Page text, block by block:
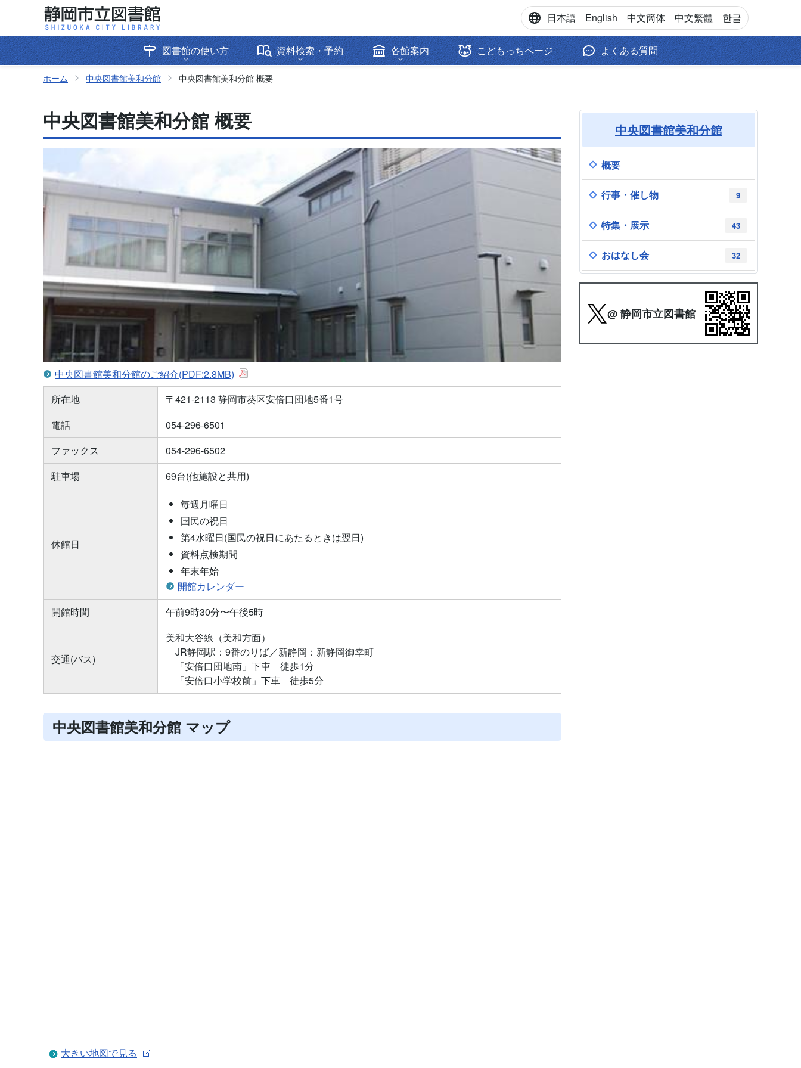
日本語 English 中文簡体 中文繁體 한글
図書館の使い方 資料検索・予約 各館案内 こどもっちページ よくある質問
ホーム 中央図書館美和分館 中央図書館美和分館 概要
中央図書館美和分館 概要
中央図書館美和分館のご紹介(PDF:2.8MB)
所在地
〒421-2113 静岡市葵区安倍口団地5番1号
電話
054-296-6501
ファックス
054-296-6502
駐車場
69台(他施設と共用)
休館日
毎週月曜日
国民の祝日
第4水曜日(国民の祝日にあたるときは翌日)
資料点検期間
年末年始
開館カレンダー
開館時間
午前9時30分〜午後5時
交通(バス)
美和大谷線（美和方面）
JR静岡駅：9番のりば／新静岡：新静岡御幸町
「安倍口団地南」下車 徒歩1分
「安倍口小学校前」下車 徒歩5分
中央図書館美和分館 マップ
大きい地図で見る
中央図書館美和分館
概要
9
行事・催し物
43
特集・展示
32
おはなし会
@ 静岡市立図書館